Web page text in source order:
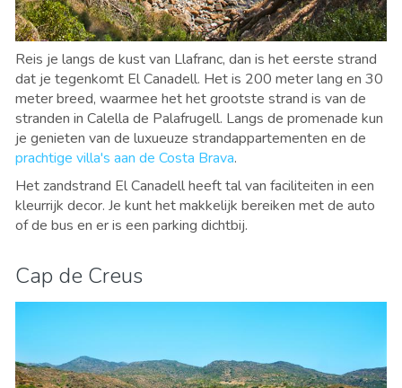
Reis je langs de kust van Llafranc, dan is het eerste strand
dat je tegenkomt El Canadell. Het is 200 meter lang en 30
meter breed, waarmee het het grootste strand is van de
stranden in Calella de Palafrugell. Langs de promenade kun
je genieten van de luxueuze strandappartementen en de
prachtige villa's aan de Costa Brava.
Het zandstrand El Canadell heeft tal van faciliteiten in een
kleurrijk decor. Je kunt het makkelijk bereiken met de auto
of de bus en er is een parking dichtbij.
Cap de Creus